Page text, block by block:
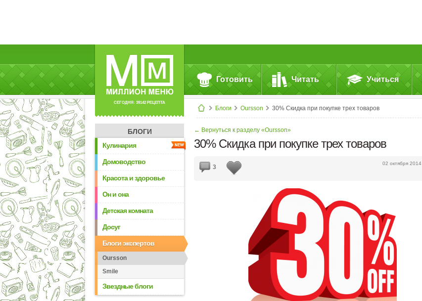
СЕГОДНЯ: 39142 РЕЦЕПТА
Готовить Читать Учиться
Блоги Oursson 30% Скидка при покупке трех товаров
БЛОГИ
Кулинария
Домоводство
Красота и здоровье
Он и она
Детская комната
Досуг
Блоги экспертов
Oursson
Smile
Звездные блоги
← Вернуться к разделу «Oursson»
30% Скидка при покупке трех товаров
02 октября 2014
3